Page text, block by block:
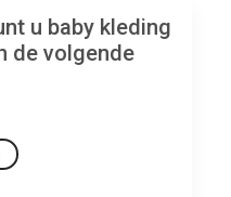
u baby kleding
de volgende